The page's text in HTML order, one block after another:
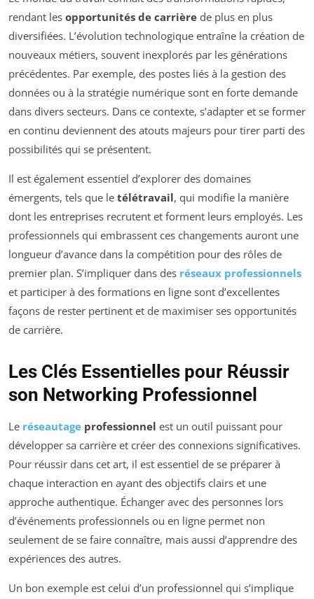
rendant les opportunités de carrière de plus en plus
diversifiées. L’évolution technologique entraîne la création de
nouveaux métiers, souvent inexplorés par les générations
précédentes. Par exemple, des postes liés à la gestion des
données ou à la stratégie numérique sont en forte demande
dans divers secteurs. Dans ce contexte, s’adapter et se former
en continu deviennent des atouts majeurs pour tirer parti des
possibilités qui se présentent.
Il est également essentiel d’explorer des domaines
émergents, tels que le télétravail, qui modifie la manière
dont les entreprises recrutent et forment leurs employés. Les
professionnels qui embrassent ces changements auront une
longueur d’avance dans la compétition pour des rôles de
premier plan. S’impliquer dans des réseaux professionnels
et participer à des formations en ligne sont d’excellentes
façons de rester pertinent et de maximiser ses opportunités
de carrière.
Les Clés Essentielles pour Réussir
son Networking Professionnel
Le réseautage professionnel est un outil puissant pour
développer sa carrière et créer des connexions significatives.
Pour réussir dans cet art, il est essentiel de se préparer à
chaque interaction en ayant des objectifs clairs et une
approche authentique. Échanger avec des personnes lors
d’événements professionnels ou en ligne permet non
seulement de se faire connaître, mais aussi d’apprendre des
expériences des autres.
Un bon exemple est celui d’un professionnel qui s’implique